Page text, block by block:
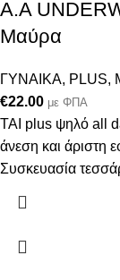
A.A
Μαύρα
ΓΥΝΑΙΚΑ, PLUS,
€22.00 με ΦΠΑ
ΤΑΙ plus ψηλό all
άνεση και
Συσκευασία